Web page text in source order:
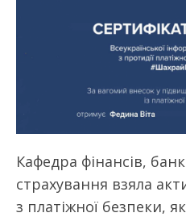
Кафедра фінансів,
страхування взяла
з платіжної безпеки,